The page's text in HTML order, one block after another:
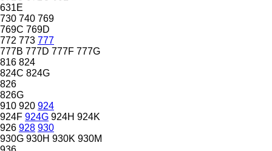
631E
730 740 769
769C 769D
772 773 777
777B 777D 777F 777G
816 824
824C 824G
826
826G
910 920 924
924F 924G 924H 924K
926 928 930
930G 930H 930K 930M